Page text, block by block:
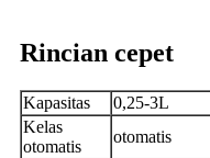
Rincian cepet
Kapasitas
0,25-3L
Kelas
otomatis
otomatis